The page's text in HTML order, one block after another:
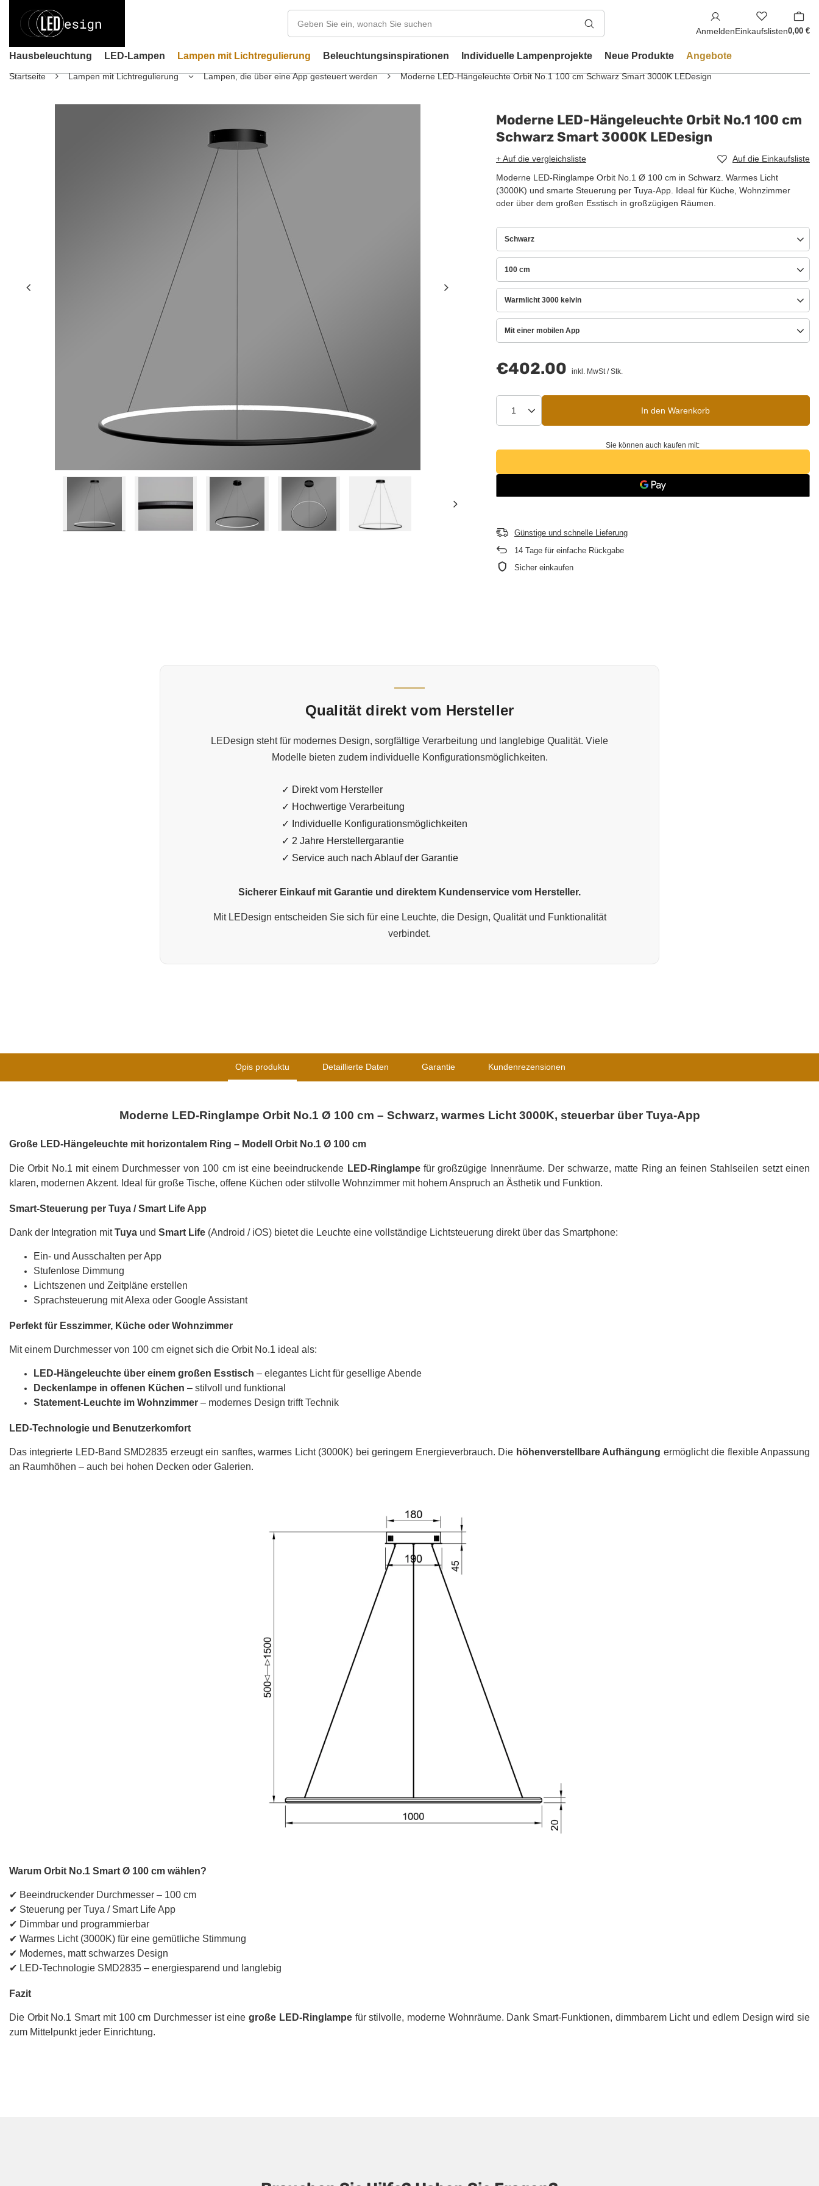
AnmeldenEinkaufslisten0,00 €
Hausbeleuchtung LED-Lampen Lampen mit Lichtregulierung Beleuchtungsinspirationen Individuelle Lampenprojekte Neue Produkte Angebote
Startseite Lampen mit Lichtregulierung Lampen, die über eine App gesteuert werden Moderne LED-Hängeleuchte Orbit No.1 100 cm Schwarz Smart 3000K LEDesign
Moderne LED-Hängeleuchte Orbit No.1 100 cm
Schwarz Smart 3000K LEDesign
+ Auf die vergleichsliste
Auf die Einkaufsliste
Moderne LED-Ringlampe Orbit No.1 Ø 100 cm in Schwarz. Warmes Licht
(3000K) und smarte Steuerung per Tuya-App. Ideal für Küche, Wohnzimmer
oder über dem großen Esstisch in großzügigen Räumen.
Schwarz
100 cm
Warmlicht 3000 kelvin
Mit einer mobilen App
€402.00 inkl. MwSt/Stk.
In den Warenkorb
Sie können auch kaufen mit:
Günstige und schnelle Lieferung
14Tage für einfache Rückgabe
Sicher einkaufen
Qualität direkt vom Hersteller
LEDesign steht für modernes Design, sorgfältige Verarbeitung und langlebige Qualität. Viele
Modelle bieten zudem individuelle Konfigurationsmöglichkeiten.
✓ Direkt vom Hersteller
✓ Hochwertige Verarbeitung
✓ Individuelle Konfigurationsmöglichkeiten
✓ 2 Jahre Herstellergarantie
✓ Service auch nach Ablauf der Garantie
Sicherer Einkauf mit Garantie und direktem Kundenservice vom Hersteller.
Mit LEDesign entscheiden Sie sich für eine Leuchte, die Design, Qualität und Funktionalität
verbindet.
Opis produktu Detaillierte Daten Garantie Kundenrezensionen
Moderne LED-Ringlampe Orbit No.1 Ø 100 cm – Schwarz, warmes Licht 3000K, steuerbar über Tuya-App
Große LED-Hängeleuchte mit horizontalem Ring – Modell Orbit No.1 Ø 100 cm
Die Orbit No.1 mit einem Durchmesser von 100 cm ist eine beeindruckende LED-Ringlampefür großzügige Innenräume. Der schwarze, matte Ring an feinen Stahlseilen setzt einen
klaren, modernen Akzent. Ideal für große Tische, offene Küchen oder stilvolle Wohnzimmer mit hohem Anspruch an Ästhetik und Funktion.
Smart-Steuerung per Tuya / Smart Life App
Dank der Integration mitTuya und Smart Life (Android / iOS) bietet die Leuchte eine vollständige Lichtsteuerung direkt über das Smartphone:
Ein- und Ausschalten per App
Stufenlose Dimmung
Lichtszenen und Zeitpläne erstellen
Sprachsteuerung mit Alexa oder Google Assistant
Perfekt für Esszimmer, Küche oder Wohnzimmer
Mit einem Durchmesser von 100 cm eignet sich die Orbit No.1 ideal als:
LED-Hängeleuchte über einem großen Esstisch – elegantes Licht für gesellige Abende
Deckenlampe in offenen Küchen – stilvoll und funktional
Statement-Leuchte im Wohnzimmer – modernes Design trifft Technik
LED-Technologie und Benutzerkomfort
Das integrierte LED-Band SMD2835 erzeugt ein sanftes, warmes Licht (3000K) bei geringem Energieverbrauch. Die höhenverstellbare Aufhängung ermöglicht die flexible Anpassung
an Raumhöhen – auch bei hohen Decken oder Galerien.
Warum Orbit No.1 Smart Ø 100 cm wählen?
✔ Beeindruckender Durchmesser – 100 cm
✔ Steuerung per Tuya / Smart Life App
✔ Dimmbar und programmierbar
✔ Warmes Licht (3000K) für eine gemütliche Stimmung
✔ Modernes, matt schwarzes Design
✔ LED-Technologie SMD2835 – energiesparend und langlebig
Fazit
Die Orbit No.1 Smart mit 100 cm Durchmesser ist einegroße LED-Ringlampefür stilvolle, moderne Wohnräume. Dank Smart-Funktionen, dimmbarem Licht und edlem Design wird sie
zum Mittelpunkt jeder Einrichtung.